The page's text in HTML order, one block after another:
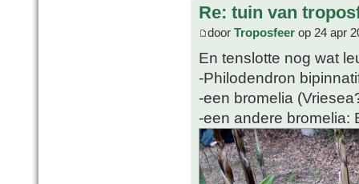
Re: tuin van
door Troposfeer op 24 apr
En tenslotte nog wat
-Philodendron
-een bromelia
-een andere bromelia: